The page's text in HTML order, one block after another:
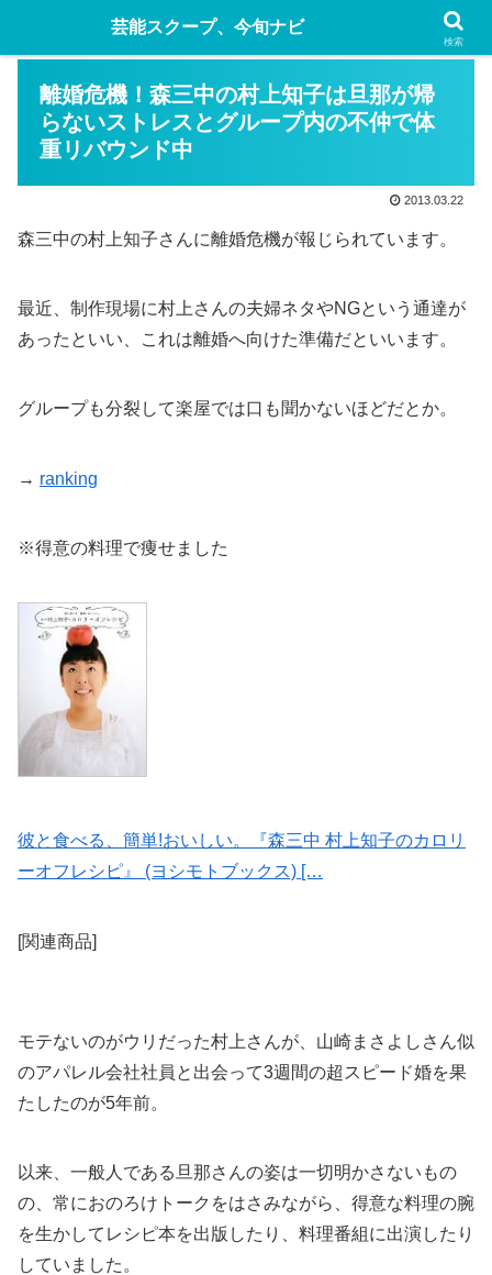
離婚危機！森三中の村上知子は旦那が帰
らないストレスとグループ内の不仲で体
重リバウンド中
2013.03.22
森三中の村上知子さんに離婚危機が報じられています。
最近、制作現場に村上さんの夫婦ネタやNGという通達が
あったといい、これは離婚へ向けた準備だといいます。
グループも分裂して楽屋では口も聞かないほどだとか。
→ ranking
※得意の料理で痩せました
彼と食べる、簡単!おいしい。『森三中 村上知子のカロリ
ーオフレシピ』 (ヨシモトブックス) […
[関連商品]
モテないのがウリだった村上さんが、山崎まさよしさん似
のアパレル会社社員と出会って3週間の超スピード婚を果
たしたのが5年前。
以来、一般人である旦那さんの姿は一切明かさないもの
の、常におのろけトークをはさみながら、得意な料理の腕
を生かしてレシピ本を出版したり、料理番組に出演したり
していました。
芸能スクープ、今旬ナビ
検索